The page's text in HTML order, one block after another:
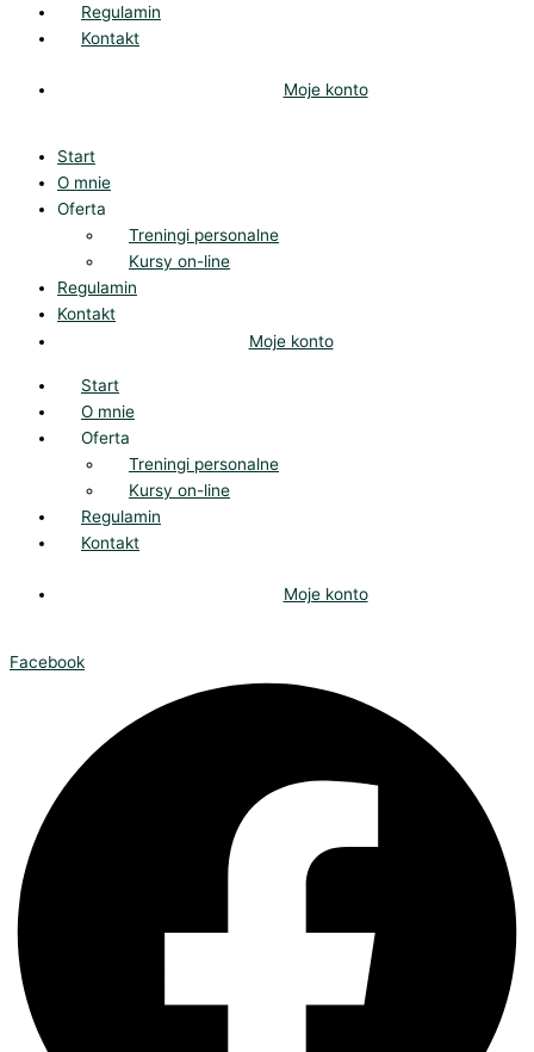
Regulamin
Kontakt
Moje konto
Start
O mnie
Oferta
Treningi personalne
Kursy on-line
Regulamin
Kontakt
Moje konto
Start
O mnie
Oferta
Treningi personalne
Kursy on-line
Regulamin
Kontakt
Moje konto
Facebook